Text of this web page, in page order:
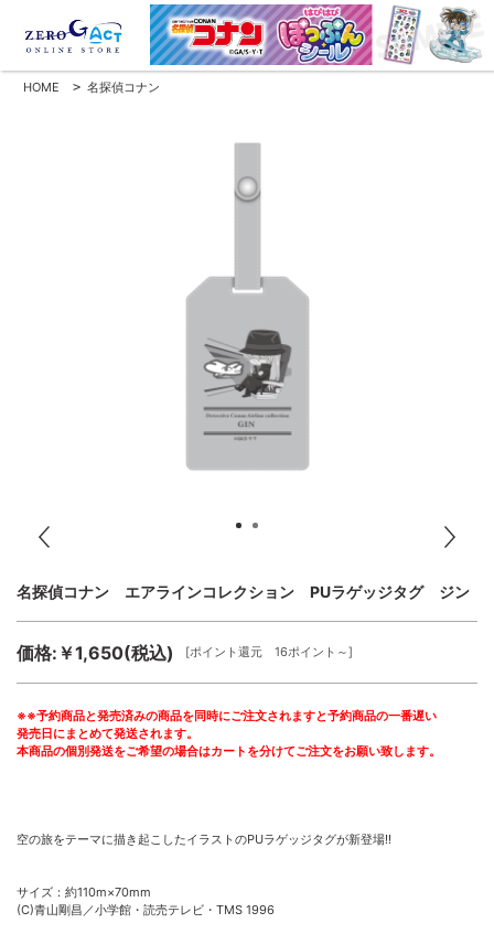
HOME > 名探偵コナン
名探偵コナン エアラインコレクション PUラゲッジタグ ジン
価格:￥1,650(税込) [ポイント還元 16ポイント～]
※※予約商品と発売済みの商品を同時にご注文されますと予約商品の一番遅い
発売日にまとめて発送されます。
本商品の個別発送をご希望の場合はカートを分けてご注文をお願い致します。
空の旅をテーマに描き起こしたイラストのPUラゲッジタグが新登場!!
サイズ：約110m×70mm
(C)青山剛昌／小学館・読売テレビ・TMS 1996